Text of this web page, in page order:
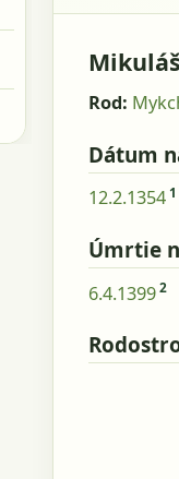
Rod:
Dátum
12.2.13541
Úmrtie
6.4.13992